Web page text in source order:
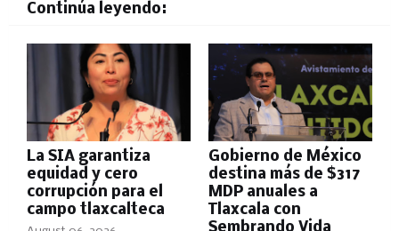
Continúa leyendo:
La SIA garantiza
equidad y cero
corrupción para el
campo tlaxcalteca
Gobierno de México
destina más de $317
MDP anuales a
Tlaxcala con